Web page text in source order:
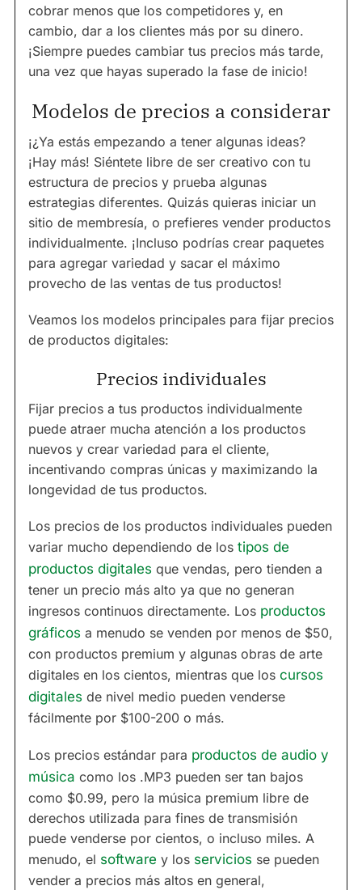
cobrar menos que los competidores y, en
cambio, dar a los clientes más por su dinero.
¡Siempre puedes cambiar tus precios más tarde,
una vez que hayas superado la fase de inicio!
Modelos de precios a considerar
¡¿Ya estás empezando a tener algunas ideas?
¡Hay más! Siéntete libre de ser creativo con tu
estructura de precios y prueba algunas
estrategias diferentes. Quizás quieras iniciar un
sitio de membresía, o prefieres vender productos
individualmente. ¡Incluso podrías crear paquetes
para agregar variedad y sacar el máximo
provecho de las ventas de tus productos!
Veamos los modelos principales para fijar precios
de productos digitales:
Precios individuales
Fijar precios a tus productos individualmente
puede atraer mucha atención a los productos
nuevos y crear variedad para el cliente,
incentivando compras únicas y maximizando la
longevidad de tus productos.
Los precios de los productos individuales pueden
variar mucho dependiendo de los tipos de
productos digitales que vendas, pero tienden a
tener un precio más alto ya que no generan
ingresos continuos directamente. Los productos
gráficos a menudo se venden por menos de $50,
con productos premium y algunas obras de arte
digitales en los cientos, mientras que los cursos
digitales de nivel medio pueden venderse
fácilmente por $100-200 o más.
Los precios estándar para productos de audio y
música como los .MP3 pueden ser tan bajos
como $0.99, pero la música premium libre de
derechos utilizada para fines de transmisión
puede venderse por cientos, o incluso miles. A
menudo, el software y los servicios se pueden
vender a precios más altos en general,